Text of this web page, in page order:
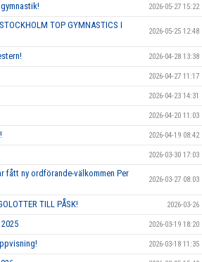
2026-05-27 15:22
TOP GYMNASTICS I
2026-05-25 12:48
2026-04-28 13:38
2026-04-27 11:17
2026-04-23 14:31
2026-04-20 11:03
2026-04-19 08:42
2026-03-30 17:03
fått ny ordförande-välkommen Per
2026-03-27 08:03
TILL PÅSK! 2026-03-26
2026-03-19 18:20
2026-03-18 11:35